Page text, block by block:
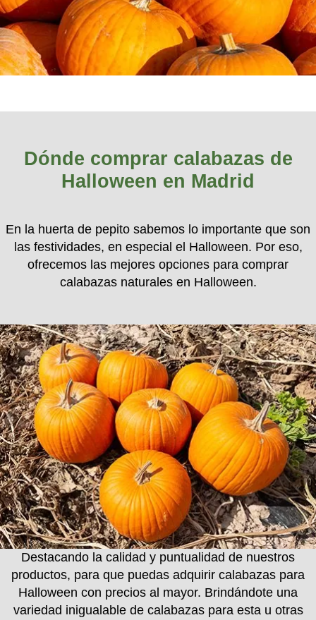
Dónde comprar calabazas de
Halloween en Madrid
En la huerta de pepito sabemos lo importante que son
las festividades, en especial el Halloween. Por eso,
ofrecemos las mejores opciones para comprar
calabazas naturales en Halloween.
Destacando la calidad y puntualidad de nuestros
productos, para que puedas adquirir calabazas para
Halloween con precios al mayor. Brindándote una
variedad inigualable de calabazas para esta u otras